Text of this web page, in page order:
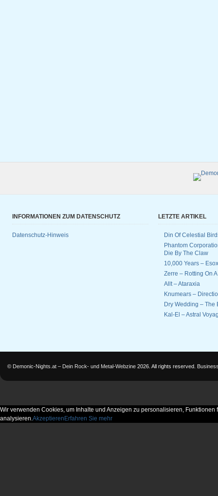
INFORMATIONEN ZUM DATENSCHUTZ
Datenschutz-Hinweis
LETZTE ARTIKEL
Din Of Celestial
Phantom
Die By The Claw
10,000 Years –
Zerre – Rotting On
Allt – Ataraxia
Knumears –
Dry Wedding – The
Kal-El – Astral
© Demonic-Nights.at – Dein Rock- und Metal-Webzine 2026. All rights reserved.
Wir verwenden Cookies, um Inhalte und Anzeigen zu personalisieren,
analysieren.Akzeptieren Erfahren Sie mehr